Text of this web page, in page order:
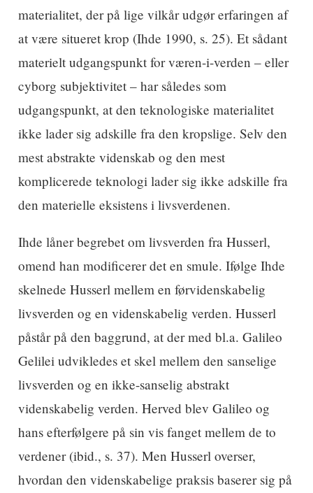
materialitet, der på lige vilkår udgør erfaringen af
at være situeret krop (Ihde 1990, s. 25). Et sådant
materielt udgangspunkt for væren-i-verden – eller
cyborg subjektivitet – har således som
udgangspunkt, at den teknologiske materialitet
ikke lader sig adskille fra den kropslige. Selv den
mest abstrakte videnskab og den mest
komplicerede teknologi lader sig ikke adskille fra
den materielle eksistens i livsverdenen.
Ihde låner begrebet om livsverden fra Husserl,
omend han modificerer det en smule. Ifølge Ihde
skelnede Husserl mellem en førvidenskabelig
livsverden og en videnskabelig verden. Husserl
påstår på den baggrund, at der med bl.a. Galileo
Gelilei udvikledes et skel mellem den sanselige
livsverden og en ikke-sanselig abstrakt
videnskabelig verden. Herved blev Galileo og
hans efterfølgere på sin vis fanget mellem de to
verdener (ibid., s. 37). Men Husserl overser,
hvordan den videnskabelige praksis baserer sig på